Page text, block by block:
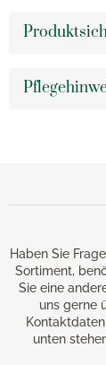
Haben Sie
Sortiment,
Sie eine
uns gerne
unten